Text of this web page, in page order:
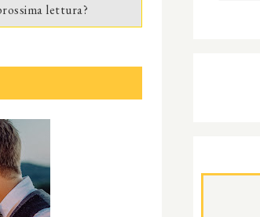
lettura?